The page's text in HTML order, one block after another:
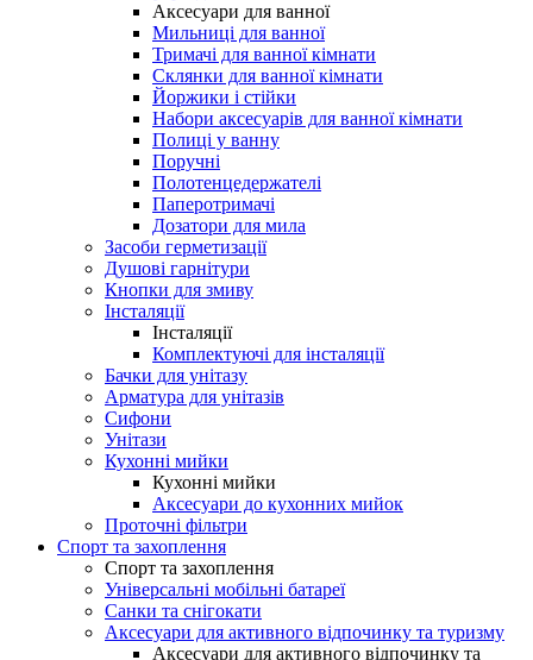
Аксесуари для ванної
Мильниці для ванної
Тримачі для ванної кімнати
Склянки для ванної кімнати
Йоржики і стійки
Набори аксесуарів для ванної кімнати
Полиці у ванну
Поручні
Полотенцедержателі
Паперотримачі
Дозатори для мила
Засоби герметизації
Душові гарнітури
Кнопки для змиву
Інсталяції
Інсталяції
Комплектуючі для інсталяції
Бачки для унітазу
Арматура для унітазів
Сифони
Унітази
Кухонні мийки
Кухонні мийки
Аксесуари до кухонних мийок
Проточні фільтри
Спорт та захоплення
Спорт та захоплення
Універсальні мобільні батареї
Санки та снігокати
Аксесуари для активного відпочинку та туризму
Аксесуари для активного відпочинку та